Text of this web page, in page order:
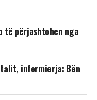
të përjashtohen nga
infermierja: Bën